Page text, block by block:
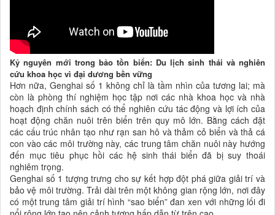
Kỷ nguyên mới trong bảo tồn biển: Du lịch sinh thái và nghiên
cứu khoa học vì đại dương bền vững
Hơn nữa, Genghai số 1 không chỉ là tầm nhìn của tương lai; mà
còn là phòng thí nghiệm học tập nơi các nhà khoa học và nhà
hoạch định chính sách có thể nghiên cứu tác động và lợi ích của
hoạt động chăn nuôi trên biển trên quy mô lớn. Bằng cách đặt
các cấu trúc nhân tạo như rạn san hô và thảm cỏ biển và thả cá
con vào các môi trường này, các trung tâm chăn nuôi này hướng
đến mục tiêu phục hồi các hệ sinh thái biển đã bị suy thoái
nghiêm trọng.
Genghai số 1 tượng trưng cho sự kết hợp đột phá giữa giải trí và
bảo vệ môi trường. Trải dài trên một không gian rộng lớn, nơi đây
có một trung tâm giải trí hình “sao biển” đan xen với những lối đi